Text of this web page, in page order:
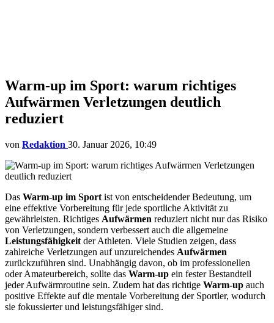
Warm-up im Sport: warum richtiges
Aufwärmen Verletzungen deutlich
reduziert
von Redaktion 30. Januar 2026, 10:49
Das Warm-up im Sport ist von entscheidender Bedeutung, um
eine effektive Vorbereitung für jede sportliche Aktivität zu
gewährleisten. Richtiges Aufwärmen reduziert nicht nur das Risiko
von Verletzungen, sondern verbessert auch die allgemeine
Leistungsfähigkeit der Athleten. Viele Studien zeigen, dass
zahlreiche Verletzungen auf unzureichendes Aufwärmen
zurückzuführen sind. Unabhängig davon, ob im professionellen
oder Amateurbereich, sollte das Warm-up ein fester Bestandteil
jeder Aufwärmroutine sein. Zudem hat das richtige Warm-up auch
positive Effekte auf die mentale Vorbereitung der Sportler, wodurch
sie fokussierter und leistungsfähiger sind.